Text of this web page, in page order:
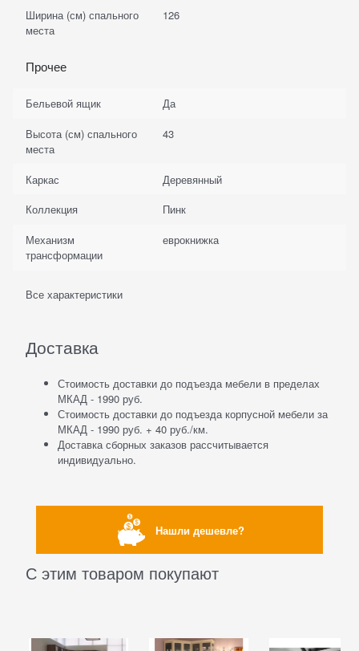
Ширина (см) спального
места
126
Прочее
Бельевой ящик
Да
Высота (см) спального
места
43
Каркас
Деревянный
Коллекция
Пинк
Механизм
трансформации
еврокнижка
Все характеристики
Доставка
Стоимость доставки до подъезда мебели в пределах
МКАД - 1990 руб.
Стоимость доставки до подъезда корпусной мебели за
МКАД - 1990 руб. + 40 руб./км.
Доставка сборных заказов рассчитывается
индивидуально.
Нашли дешевле?
С этим товаром покупают